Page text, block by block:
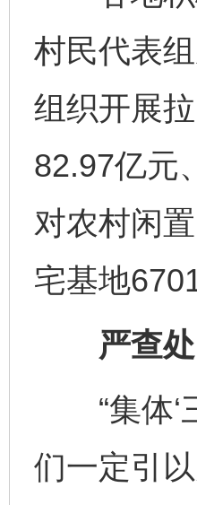
村民代表
组织开展
82.97亿元
对农村闲
宅基地
严查处
“集体‘
们一定引